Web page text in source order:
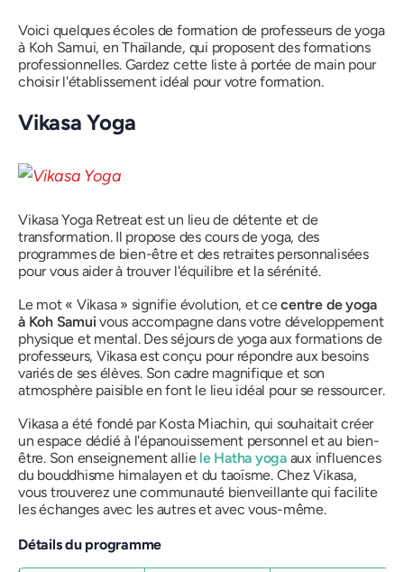
Voici quelques écoles de formation de professeurs de yoga
à Koh Samui, en Thaïlande, qui proposent des formations
professionnelles. Gardez cette liste à portée de main pour
choisir l'établissement idéal pour votre formation.
Vikasa Yoga
Vikasa Yoga Retreat est un lieu de détente et de
transformation. Il propose des cours de yoga, des
programmes de bien-être et des retraites personnalisées
pour vous aider à trouver l'équilibre et la sérénité.
Le mot « Vikasa » signifie évolution, et cecentre de yoga
à Koh Samuivous accompagne dans votre développement
physique et mental. Des séjours de yoga aux formations de
professeurs, Vikasa est conçu pour répondre aux besoins
variés de ses élèves. Son cadre magnifique et son
atmosphère paisible en font le lieu idéal pour se ressourcer.
Vikasa a été fondé par Kosta Miachin, qui souhaitait créer
un espace dédié à l'épanouissement personnel et au bien-
être. Son enseignement allie le Hatha yogaaux influences
du bouddhisme himalayen et du taoïsme. Chez Vikasa,
vous trouverez une communauté bienveillante qui facilite
les échanges avec les autres et avec vous-même.
Détails du programme